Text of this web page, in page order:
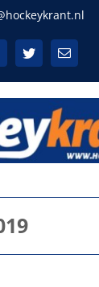
TwitterE-
mail